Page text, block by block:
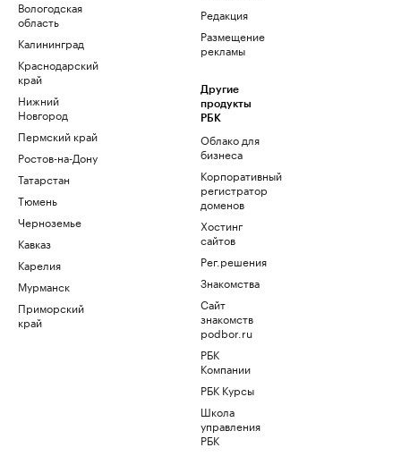
Вологодская
область
Калининград
Краснодарский
край
Нижний
Новгород
Пермский край
Ростов-на-Дону
Татарстан
Тюмень
Черноземье
Кавказ
Карелия
Мурманск
Приморский
край
Редакция
Размещение
рекламы
Другие
продукты
РБК
Облако для
бизнеса
Корпоративный
регистратор
доменов
Хостинг
сайтов
Рег.решения
Знакомства
Сайт
знакомств
podbor.ru
РБК
Компании
РБК Курсы
Школа
управления
РБК